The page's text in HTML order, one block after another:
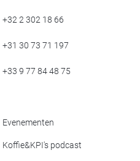
+32 2 302 18 66
+31 30 73 71 197
+33 9 77 84 48 75
Evenementen
Koffie&KPI's podcast